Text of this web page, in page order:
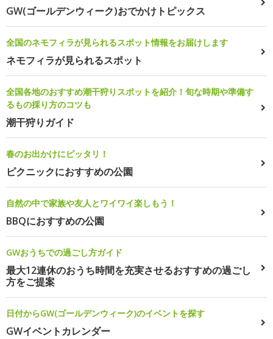
GW(ゴールデンウィーク)おでかけトピックス
全国のネモフィラが見られるスポット情報をお届けします
ネモフィラが見られるスポット
全国各地のおすすめ潮干狩りスポットを紹介！旬な時期や準備す
るもの採り方のコツも
潮干狩りガイド
春のお出かけにピッタリ！
ピクニックにおすすめの公園
自然の中で家族や友人とワイワイ楽しもう！
BBQにおすすめの公園
GWおうちでの過ごし方ガイド
最大12連休のおうち時間を充実させるおすすめの過ごし
方をご提案
日付からGW(ゴールデンウィーク)のイベントを探す
GWイベントカレンダー